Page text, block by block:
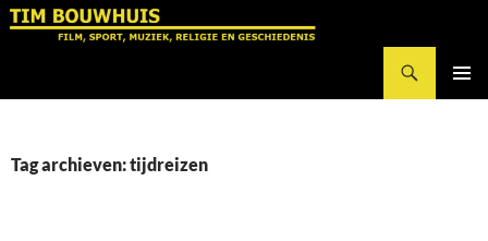
Ga
Tag archieven: tijdreizen